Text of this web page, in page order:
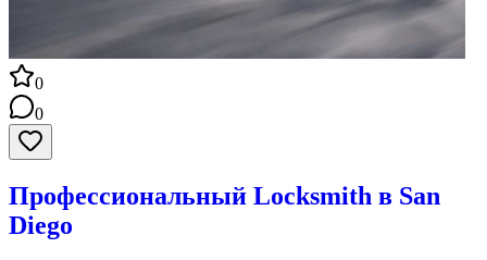
0
0
Профессиональный Locksmith в San
Diego